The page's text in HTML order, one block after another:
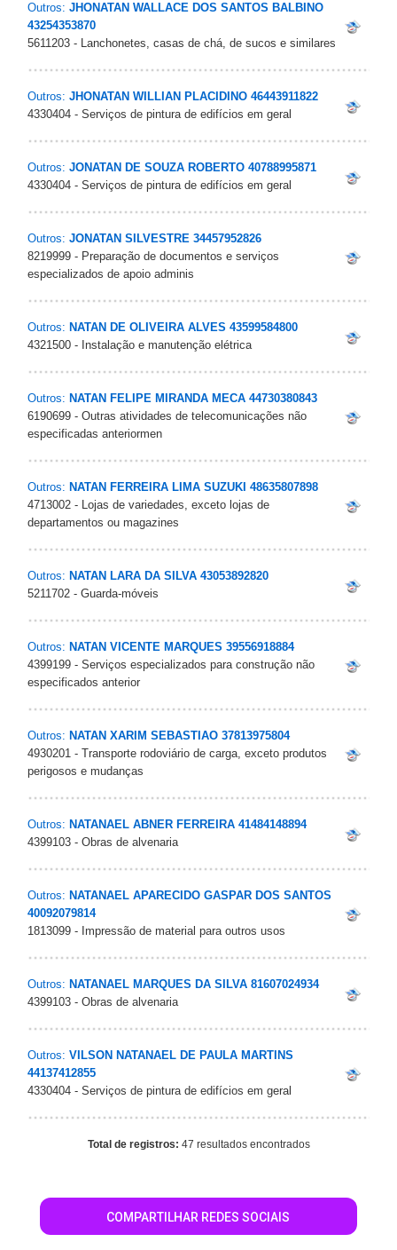
Outros: JHONATAN WALLACE DOS SANTOS BALBINO
43254353870
5611203 - Lanchonetes, casas de chá, de sucos e similares
Outros: JHONATAN WILLIAN PLACIDINO 46443911822
4330404 - Serviços de pintura de edifícios em geral
Outros: JONATAN DE SOUZA ROBERTO 40788995871
4330404 - Serviços de pintura de edifícios em geral
Outros: JONATAN SILVESTRE 34457952826
8219999 - Preparação de documentos e serviços
especializados de apoio adminis
Outros: NATAN DE OLIVEIRA ALVES 43599584800
4321500 - Instalação e manutenção elétrica
Outros: NATAN FELIPE MIRANDA MECA 44730380843
6190699 - Outras atividades de telecomunicações não
especificadas anteriormen
Outros: NATAN FERREIRA LIMA SUZUKI 48635807898
4713002 - Lojas de variedades, exceto lojas de
departamentos ou magazines
Outros: NATAN LARA DA SILVA 43053892820
5211702 - Guarda-móveis
Outros: NATAN VICENTE MARQUES 39556918884
4399199 - Serviços especializados para construção não
especificados anterior
Outros: NATAN XARIM SEBASTIAO 37813975804
4930201 - Transporte rodoviário de carga, exceto produtos
perigosos e mudanças
Outros: NATANAEL ABNER FERREIRA 41484148894
4399103 - Obras de alvenaria
Outros: NATANAEL APARECIDO GASPAR DOS SANTOS
40092079814
1813099 - Impressão de material para outros usos
Outros: NATANAEL MARQUES DA SILVA 81607024934
4399103 - Obras de alvenaria
Outros: VILSON NATANAEL DE PAULA MARTINS
44137412855
4330404 - Serviços de pintura de edifícios em geral
Total de registros: 47 resultados encontrados
COMPARTILHAR REDES SOCIAIS